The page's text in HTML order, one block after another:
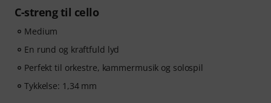
C-streng til cello
Medium
En rund og kraftfuld lyd
Perfekt til orkestre, kammermusik og solospil
Tykkelse: 1,34 mm